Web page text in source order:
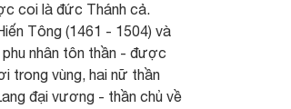
coi là đức Thánh cả.
Tông (1461 - 1504) và
nhân tôn thần - được
trong vùng, hai nữ thần
đại vương - thần chủ về